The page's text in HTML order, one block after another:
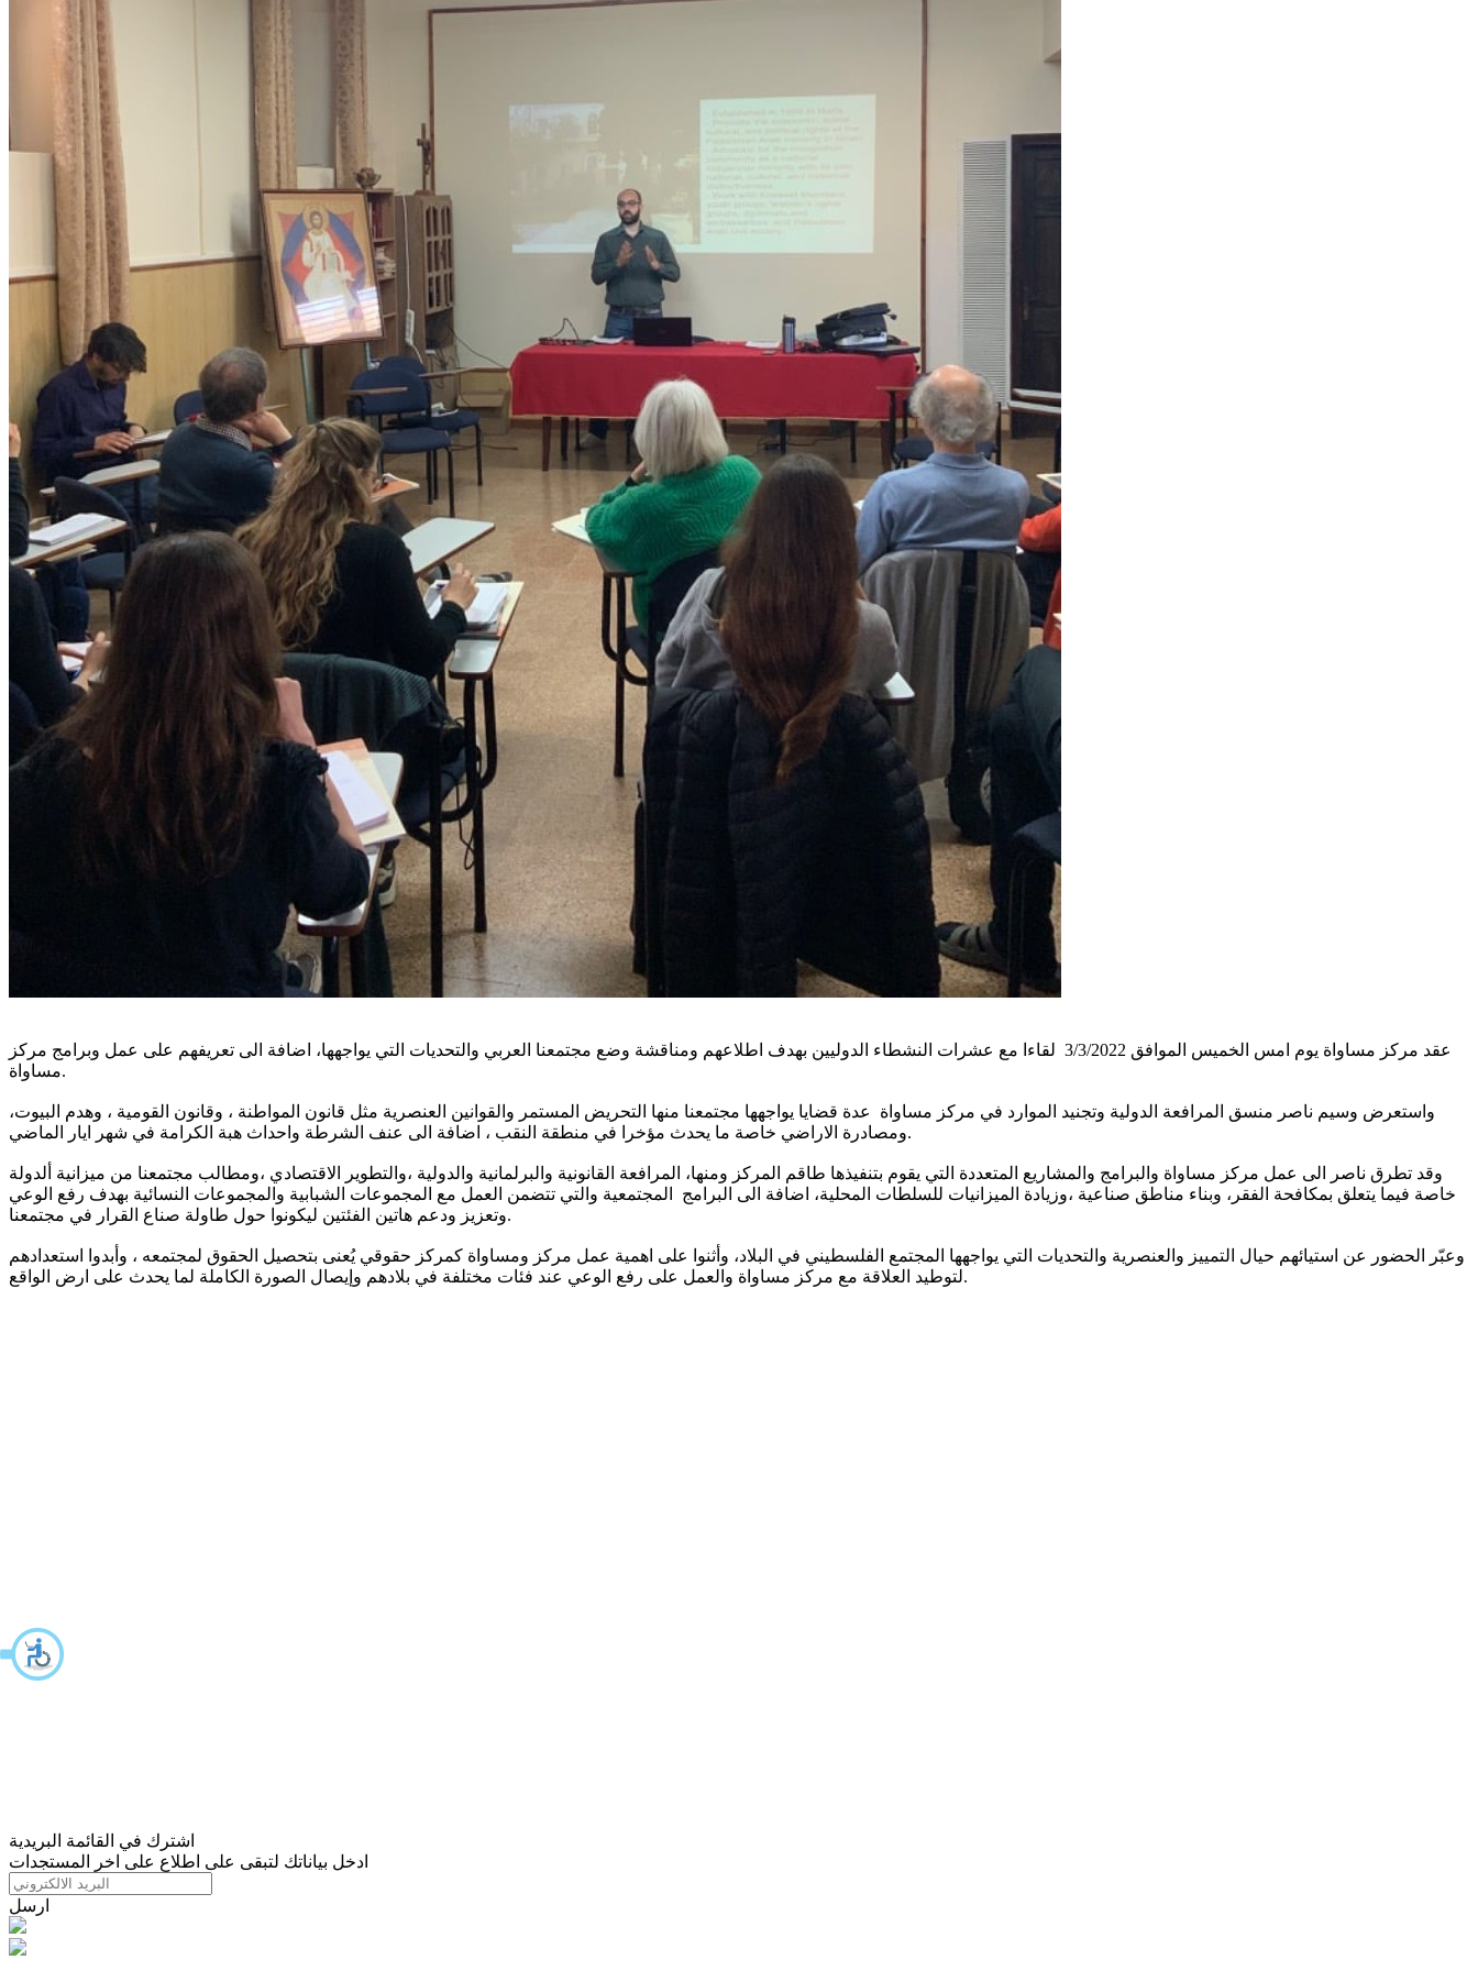
عقد مركز مساواة يوم امس الخميس الموافق 3/3/2022 لقاءا مع عشرات النشطاء الدوليين بهدف اطلاعهم ومناقشة وضع مجتمعنا العربي والتحديات التي يواجهها، اضافة الى تعريفهم على عمل وبرامج مركز
مساواة.
واستعرض وسيم ناصر منسق المرافعة الدولية وتجنيد الموارد في مركز مساواة عدة قضايا يواجهها مجتمعنا منها التحريض المستمر والقوانين العنصرية مثل قانون المواطنة ، وقانون القومية ، وهدم البيوت،
ومصادرة الاراضي خاصة ما يحدث مؤخرا في منطقة النقب ، اضافة الى عنف الشرطة واحداث هبة الكرامة في شهر ايار الماضي.
وقد تطرق ناصر الى عمل مركز مساواة والبرامج والمشاريع المتعددة التي يقوم بتنفيذها طاقم المركز ومنها، المرافعة القانونية والبرلمانية والدولية ،والتطوير الاقتصادي ،ومطالب مجتمعنا من ميزانية ألدولة
خاصة فيما يتعلق بمكافحة الفقر، وبناء مناطق صناعية ،وزيادة الميزانيات للسلطات المحلية، اضافة الى البرامج المجتمعية والتي تتضمن العمل مع المجموعات الشبابية والمجموعات النسائية بهدف رفع الوعي
وتعزيز ودعم هاتين الفئتين ليكونوا حول طاولة صناع القرار في مجتمعنا.
وعبّر الحضور عن استيائهم حيال التمييز والعنصرية والتحديات التي يواجهها المجتمع الفلسطيني في البلاد، وأثنوا على اهمية عمل مركز ومساواة كمركز حقوقي يُعنى بتحصيل الحقوق لمجتمعه ، وأبدوا استعدادهم
لتوطيد العلاقة مع مركز مساواة والعمل على رفع الوعي عند فئات مختلفة في بلادهم وإيصال الصورة الكاملة لما يحدث على ارض الواقع.
اشترك في القائمة البريدية
ادخل بياناتك لتبقى على اطلاع على اخر المستجدات
ارسل